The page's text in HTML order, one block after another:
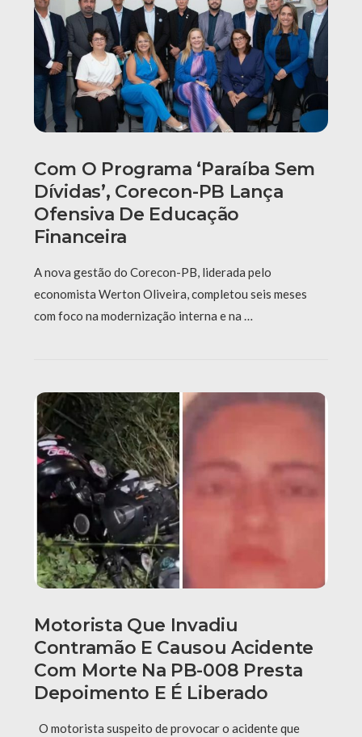
Com O Programa ‘Paraíba Sem
Dívidas’, Corecon-PB Lança
Ofensiva De Educação
Financeira
A nova gestão do Corecon-PB, liderada pelo
economista Werton Oliveira, completou seis meses
com foco na modernização interna e na …
Motorista Que Invadiu
Contramão E Causou Acidente
Com Morte Na PB-008 Presta
Depoimento E É Liberado
O motorista suspeito de provocar o acidente que